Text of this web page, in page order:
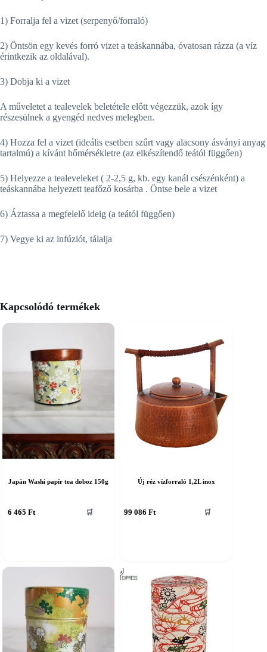
1) Forralja fel a vizet (serpenyő/forraló)
2) Öntsön egy kevés forró vizet a teáskannába, óvatosan rázza (a víz
érintkezik az oldalával).
3) Dobja ki a vizet
A műveletet a tealevelek beletétele előtt végezzük, azok így
részesülnek a gyengéd nedves melegben.
4) Hozza fel a vizet (ideális esetben szűrt vagy alacsony ásványi anyag
tartalmú) a kívánt hőmérsékletre (az elkészítendő teától függően)
5) Helyezze a tealeveleket ( 2-2,5 g, kb. egy kanál csészénként) a
teáskannába helyezett teafőző kosárba . Öntse bele a vizet
6) Áztassa a megfelelő ideig (a teától függően)
7) Vegye ki az infúziót, tálalja
Kapcsolódó termékek
Japán Washi papír tea doboz 150g
6 465Ft 🛒
Új réz vízforraló 1,2L inox
99 086 Ft 🛒